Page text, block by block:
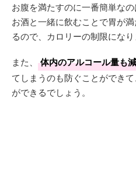
お腹を満たすのに一番簡単なの
お酒と一緒に飲むことで胃が
るので、カロリーの制限になり
また、 体内のアルコール量も
てしまうのも防ぐことができ
ができるでしょう。